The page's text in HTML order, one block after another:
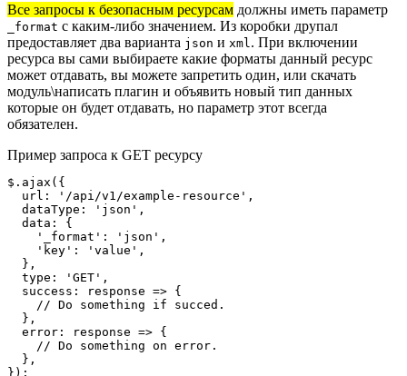
Все запросы к безопасным ресурсам должны иметь параметр
_format с каким-либо значением. Из коробки друпал
предоставляет два варианта json и xml . При включении
ресурса вы сами выбираете какие форматы данный ресурс
может отдавать, вы можете запретить один, или скачать
модуль\написать плагин и объявить новый тип данных
которые он будет отдавать, но параметр этот всегда
обязателен.
Пример запроса к GET ресурсу
$.ajax({
  url: '/api/v1/example-resource',
  dataType: 'json',
  data: {
    '_format': 'json',
    'key': 'value',
  },
  type: 'GET',
  success: response => {
    // Do something if succed.
  },
  error: response => {
    // Do something on error.
  },